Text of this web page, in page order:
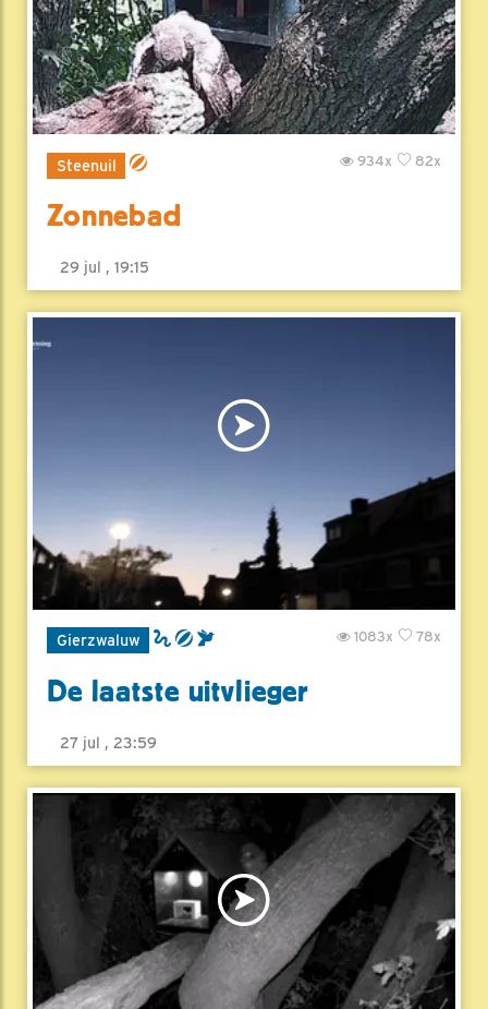
Steenuil 82x
934x
Zonnebad
29 jul , 19:15
Gierzwaluw 78x
1083x
De laatste uitvlieger
27 jul , 23:59